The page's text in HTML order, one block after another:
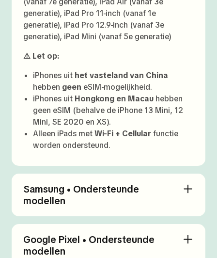
generatie), iPad Pro 11-inch (vanaf 1e
generatie), iPad Pro 12.9-inch (vanaf 3e
generatie), iPad Mini (vanaf 5e generatie)
⚠️ Let op:
iPhones uit het vasteland van China
hebben geen eSIM-mogelijkheid.
iPhones uit Hongkong en Macau hebben
geen eSIM (behalve de iPhone 13 Mini, 12
Mini, SE 2020 en XS).
Alleen iPads metWi-Fi + Cellular functie
worden ondersteund.
Samsung • Ondersteunde
modellen
Google Pixel • Ondersteunde
modellen